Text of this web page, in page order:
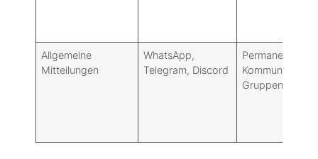
Allgemeine
Mitteilungen
WhatsApp,
Telegram, Discord
Permanente
Kommunikation,
Gruppen/Server